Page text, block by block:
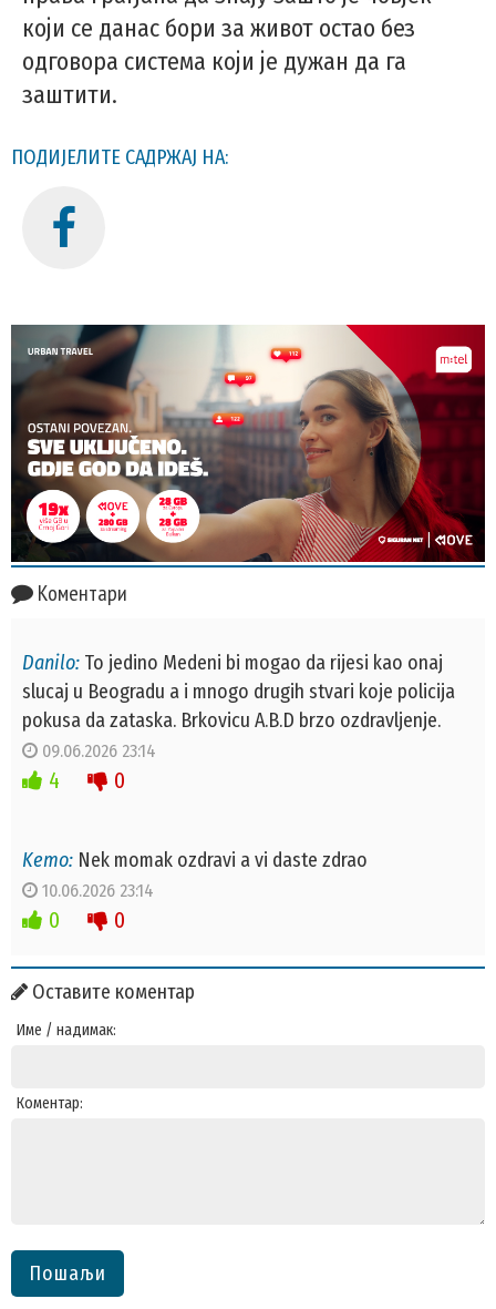
који се данас бори за живот остао без
одговора система који је дужан да га
заштити.
ПОДИЈЕЛИТЕ САДРЖАЈ НА:
Коментари
Danilo: To jedino Medeni bi mogao da rijesi kao onaj
slucaj u Beogradu a i mnogo drugih stvari koje policija
pokusa da zataska. Brkovicu A.B.D brzo ozdravljenje.
09.06.2026 23:14
4 0
Kemo: Nek momak ozdravi a vi daste zdrao
10.06.2026 23:14
0 0
Оставите коментар
Име / надимак:
Коментар:
Пошаљи